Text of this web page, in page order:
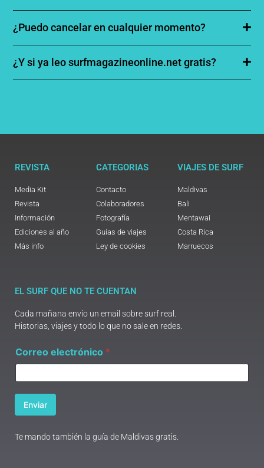
¿Puedo cancelar en cualquier momento?
¿Y si ya leo surfmagazineonline.net gratis?
REVISTA
Media Kit
Revista
Información
Ediciones al año
Más info
CATEGORIAS
Contacto
Colaboradores
Fotografía
Guías de viajes
Ley de cookies
VIAJES DE SURF
Maldivas
Bali
Mentawai
Costa Rica
Marruecos
EL SURF QUE NO TE CUENTAN
Cada mañana envío un email sobre surf real.
Historias, viajes y todo lo que no sale en redes.
o
r
o
l
Correo electrónico *
Enviar
Te mando también la guía de Maldivas gratis.